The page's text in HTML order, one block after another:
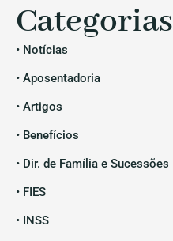
Categorias
• Notícias
• Aposentadoria
• Artigos
• Benefícios
• Dir. de Família e Sucessões
• FIES
• INSS